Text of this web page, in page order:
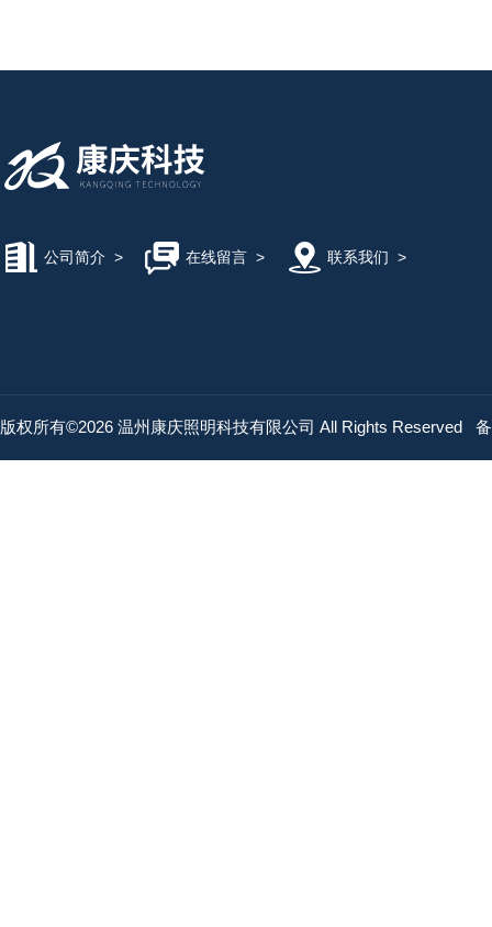
公司简介 > 在线留言> 联系我们 >
版权所有©2026 温州康庆照明科技有限公司 All Rights Reserved